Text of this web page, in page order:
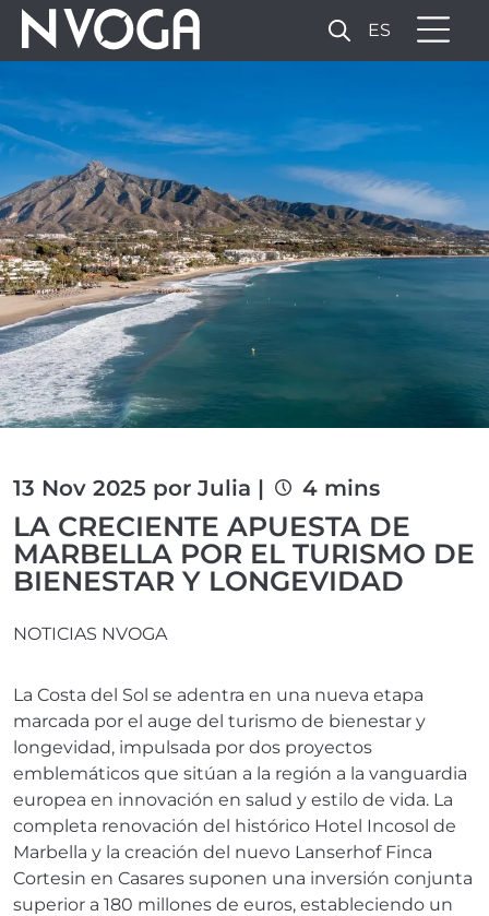
ES
13 Nov 2025 por Julia | 4 mins
LA CRECIENTE APUESTA DE
MARBELLA POR EL TURISMO DE
BIENESTAR Y LONGEVIDAD
NOTICIAS NVOGA
La Costa del Sol se adentra en una nueva etapa
marcada por el auge del turismo de bienestar y
longevidad, impulsada por dos proyectos
emblemáticos que sitúan a la región a la vanguardia
europea en innovación en salud y estilo de vida. La
completa renovación del histórico Hotel Incosol de
Marbella y la creación del nuevo Lanserhof Finca
Cortesin en Casares suponen una inversión conjunta
superior a 180 millones de euros, estableciendo un